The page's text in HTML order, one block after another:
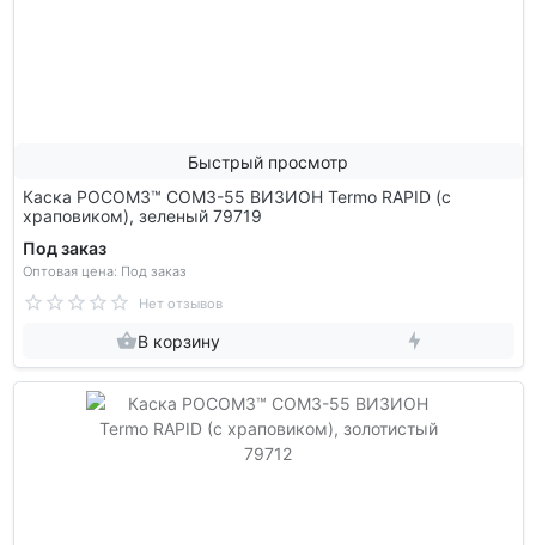
Быстрый просмотр
Каска РОСОМЗ™ СОМЗ-55 ВИЗИОН Termo RAPID (с
храповиком), зеленый 79719
Под заказ
Оптовая цена: Под заказ
Нет отзывов
В корзину